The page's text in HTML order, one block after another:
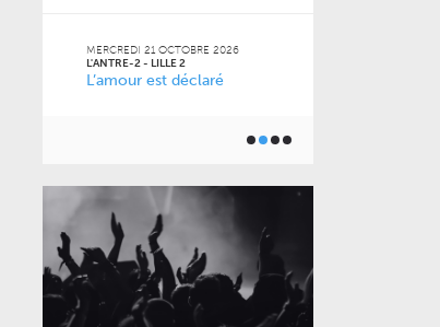
MERCREDI 21 OCTOBRE 2026
L'ANTRE-2 - LILLE 2
L’amour est déclaré